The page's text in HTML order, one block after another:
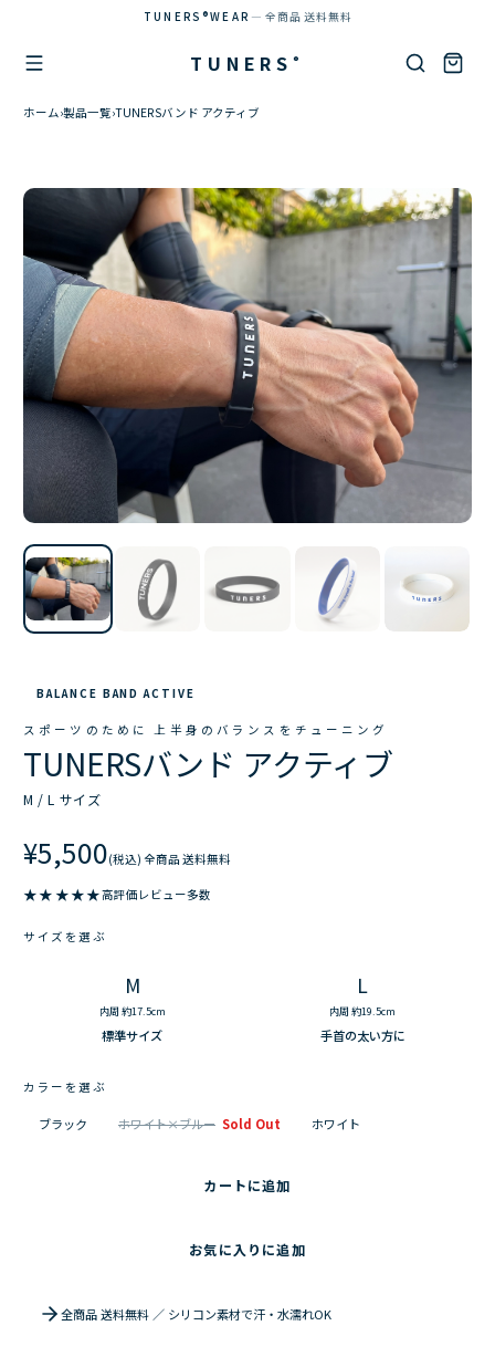
TUNERS®WEAR — 全商品 送料無料
TUNERS®
ホーム›製品一覧›TUNERSバンド アクティブ
BALANCE BAND ACTIVE
スポーツのために 上半身のバランスをチューニング
TUNERSバンド アクティブ
M / L サイズ
¥5,500(税込) 全商品 送料無料
★★★★★高評価レビュー多数
サイズを選ぶ
M
内周 約17.5cm
標準サイズ
L
内周 約19.5cm
手首の太い方に
カラーを選ぶ
ブラック ホワイト×ブルー Sold Out ホワイト
カートに追加
お気に入りに追加
全商品 送料無料 ／ シリコン素材で汗・水濡れOK